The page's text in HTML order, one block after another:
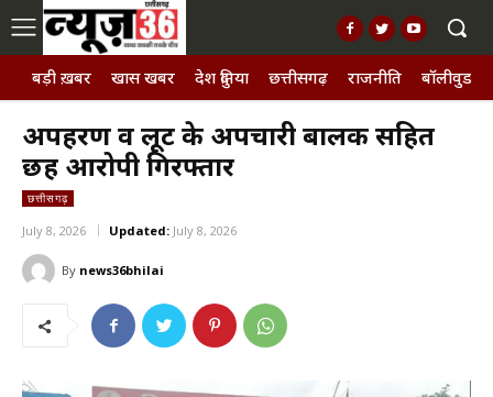
बड़ी ख़बर खास खबर देश दुनिया छत्तीसगढ़ राजनीति बॉलीवुड,
अपहरण व लूट के अपचारी बालक सहित
छह आरोपी गिरफ्तार
छत्तीसगढ़
July 8, 2026 Updated: July 8, 2026
By news36bhilai